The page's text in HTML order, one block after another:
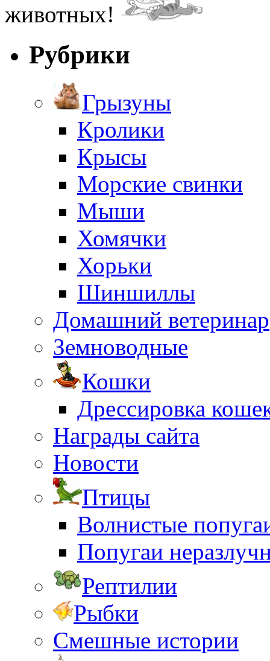
животных!
Рубрики
Грызуны
Кролики
Крысы
Морские свинки
Мыши
Хомячки
Хорьки
Шиншиллы
Домашний ветеринар
Земноводные
Кошки
Дрессировка
Награды сайта
Новости
Птицы
Волнистые
Попугаи
Рептилии
Рыбки
Смешные истории